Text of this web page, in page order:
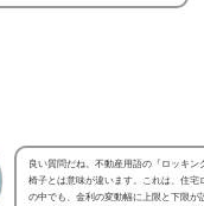
良い質問だね。不動産用語の『ロッキン
椅子とは意味が違います。これは、住宅
の中でも、金利の変動幅に上限と下限が